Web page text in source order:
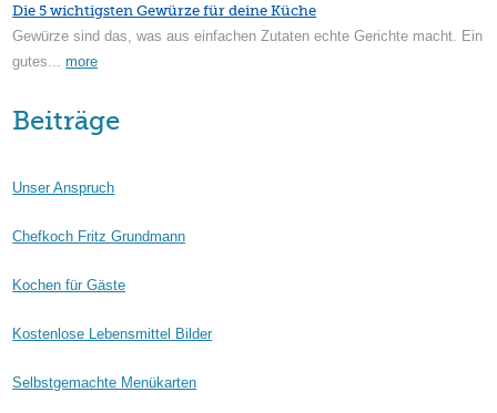
Die 5 wichtigsten Gewürze für deine Küche
Gewürze sind das, was aus einfachen Zutaten echte Gerichte macht. Ein
gutes...more
Beiträge
Unser Anspruch
Chefkoch Fritz Grundmann
Kochen für Gäste
Kostenlose Lebensmittel Bilder
Selbstgemachte Menükarten